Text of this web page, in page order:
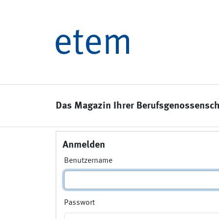
Das Magazin Ihrer
Anmelden
Benutzername
Passwort